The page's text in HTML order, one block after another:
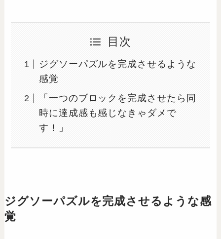
目次
ジグソーパズルを完成させるような
感覚
「一つのブロックを完成させたら同
時に達成感も感じなきゃダメで
す！」
ジグソーパズルを完成させるような感
覚